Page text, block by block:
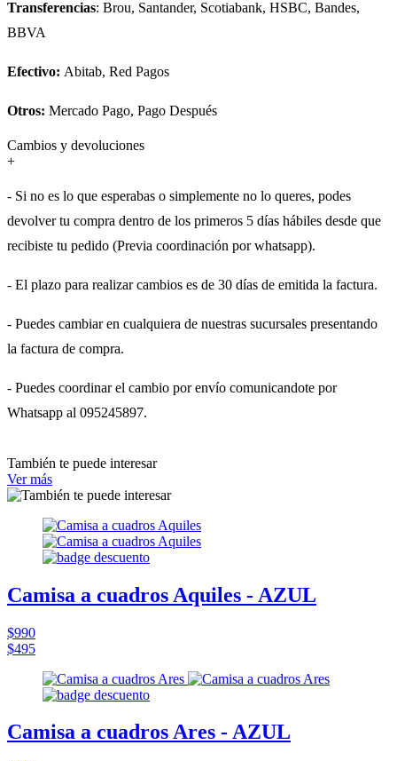
Transferencias: Brou, Santander, Scotiabank, HSBC, Bandes,
BBVA
Efectivo: Abitab, Red Pagos
Otros: Mercado Pago, Pago Después
Cambios y devoluciones
+
- Si no es lo que esperabas o simplemente no lo queres, podes
devolver tu compra dentro de los primeros 5 días hábiles desde que
recibiste tu pedido (Previa coordinación por whatsapp).
- El plazo para realizar cambios es de 30 días de emitida la factura.
- Puedes cambiar en cualquiera de nuestras sucursales presentando
la factura de compra.
- Puedes coordinar el cambio por envío comunicandote por
Whatsapp al 095245897.
También te puede interesar
Ver más
Camisa a cuadros Aquiles - AZUL
$990
$495
Camisa a cuadros Ares - AZUL